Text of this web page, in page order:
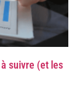
suivre (et les